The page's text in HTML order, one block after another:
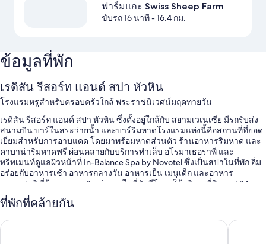
ฟาร์มแกะ Swiss Sheep Farm
ขับรถ 16 นาที- 16.4 กม.
ข้อมูลที่พัก
เรดิสัน รีสอร์ท แอนด์ สปา หัวหิน
โรงแรมหรูสำหรับครอบครัวใกล้ พระราชนิเวศน์มฤคทายวัน
เรดิสัน รีสอร์ท แอนด์ สปา หัวหิน ซึ่งตั้งอยู่ใกล้กับ สยามเวเนเซีย มีรถรับส่ง
สนามบิน บาร์ในสระว่ายน้ำ และบาร์ริมหาดโรงแรมแห่งนี้คือสถานที่ที่ยอด
เยี่ยมสำหรับการอาบแดด โดยมาพร้อมหาดส่วนตัว ร้านอาหารริมหาด และ
คาบาน่าริมหาดฟรี ผ่อนคลายกับบริการทำเล็บ อโรมาเธอราพี และ
ทรีทเมนท์ดูแลผิวหน้าที่ In-Balance Spa by Novotel ซึ่งเป็นสปาในที่พัก อิ่ม
อร่อยกับอาหารเช้า อาหารกลางวัน อาหารเย็น เมนูเด็ก และอาหาร
นานาชาติ ที่ร้านอาหาร 3 แห่งภายในที่พักมีโยคะให้บริการที่ฟิตเนส 24
ชั่วโมง นอกจากนี้ยังมีกิจกรรมอื่นๆ ให้ทำ เช่น บาสเก็ตบอล, วอลเลย์บอล
และกิจกรรมยิงธนู นอกเหนือจากบาร์ริมสระว่ายน้ำและร้านขายของชำ/
Mbps (เหมาะสำหรับ 1-2 ผู้ใช้ / ไม่เกิน 6 อุปกรณ์)
ที่พักที่คล้ายกัน
เซ็นทรา ไลฟ์ ชะอำ บีช รีสอร์ท หัวหิน เดอะ รีเ